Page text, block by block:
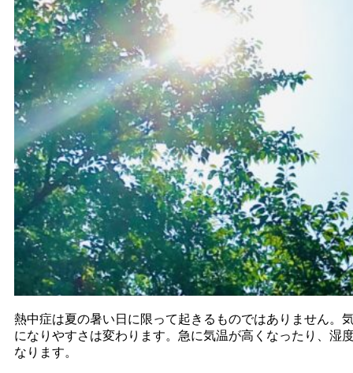
熱中症は夏の暑い日に限って起きるものではありません。
になりやすさは変わります。急に気温が高くなったり、湿
なります。